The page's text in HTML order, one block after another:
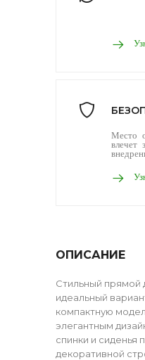
Место
влечет
ОПИСАНИЕ
Стильный прямой
идеальный
компактную
элегантным
спинки и сиденья
декоративной